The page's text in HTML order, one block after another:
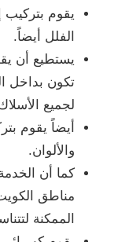
يقوم
الفلل أيضاً.
يستطيع أن
تكون بداخل
لجميع
أيضاً يقوم
والألوان.
مناطق
الممكنة